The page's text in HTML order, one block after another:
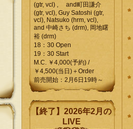
(gtr, vcl) , and町田謙介
(gtr, vcl), Guy Satoshi (gtr,
vcl), Natsuko (hrm, vcl),
and 中崎さち (drm), 岡地曙
裕 (drm)
18：30 Open
19：30 Start
M.C. ￥4,000(予約) /
￥4,500(当日)＋Order
前売開始：2月6日19時～
【終了】2026年2月の
LIVE